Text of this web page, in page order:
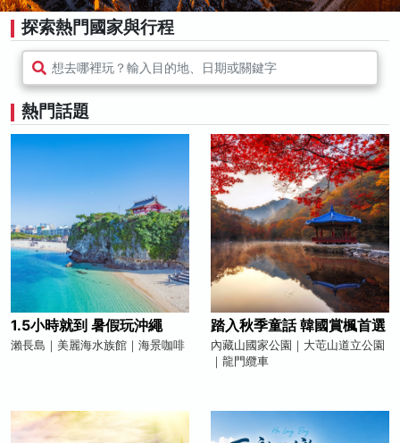
探索熱門國家與行程
想去哪裡玩？輸入目的地、日期或關鍵字
熱門話題
1.5小時就到 暑假玩沖繩
瀨長島｜美麗海水族館｜海景咖啡
踏入秋季童話 韓國賞楓首選
內藏山國家公園｜大芚山道立公園
｜龍門纜車